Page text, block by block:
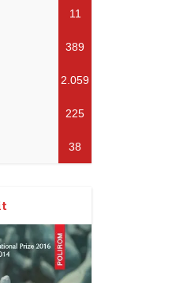
11
389
2.059
225
38